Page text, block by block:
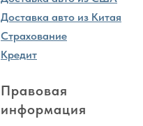
Доставка авто из Китая
Страхование
Кредит
Правовая
информация